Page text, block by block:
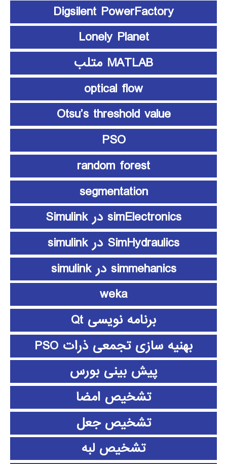
Digsilent PowerFactory
Lonely Planet
MATLAB متلب
optical flow
Otsu’s threshold value
PSO
random forest
segmentation
simElectronics در Simulink
SimHydraulics در simulink
simmehanics در simulink
weka
برنامه نویسی Qt
بهنیه سازی تجمعی ذرات PSO
پیش بینی بورس
تشخیص امضا
تشخیص جعل
تشخیص لبه